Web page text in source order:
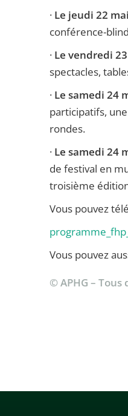
· Le jeudi 22
conférence-
· Le vendredi
spectacles,
· Le samedi 24
participatifs,
rondes.
· Le samedi 24
de festival en
troisième
Vous pouvez
Vous pouvez
© APHG –